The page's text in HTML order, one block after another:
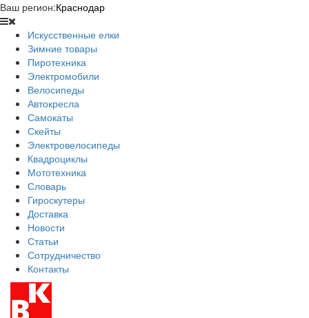
Ваш регион:Краснодар
Искусственные елки
Зимние товары
Пиротехника
Электромобили
Велосипеды
Автокресла
Самокаты
Скейты
Электровелосипеды
Квадроциклы
Мототехника
Словарь
Гироскутеры
Доставка
Новости
Статьи
Сотрудничество
Контакты